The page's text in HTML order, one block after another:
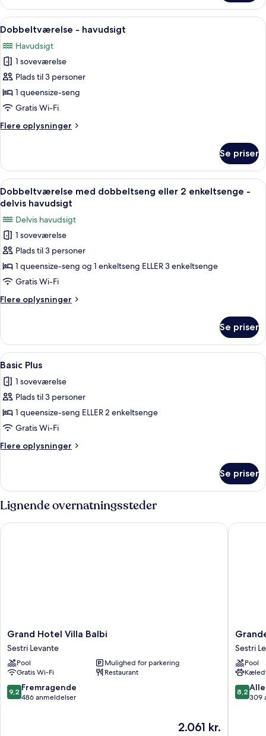
værelse
til
3
Indlæs
alle
billeder
af
Dobbeltværelse
-
havudsigt
Et hotelværelse med en stor seng,
5
Dobbeltværelse - havudsigt
Havudsigt
1 soveværelse
Plads til 3 personer
1 queensize-seng
Gratis Wi-Fi
Flere oplysninger
Flere
-
havudsigt
Se priser
Indlæs
alle
af
Dobbeltværelse
med
dobbeltseng
eller
2
enkeltsenge
delvis
havudsigt
Et hotelværelse med en stor seng,
5
Dobbeltværelse med dobbeltseng eller 2 enkeltsenge -
delvis havudsigt
Delvis havudsigt
1 soveværelse
Plads til 3 personer
1 queensize-seng og 1 enkeltseng ELLER 3 enkeltsenge
Gratis Wi-Fi
Flere oplysninger
Flere
med
dobbeltseng
eller
enkeltsenge
havudsigt
Se priser
Indlæs
alle
billeder
af
Basic
Plus
En pænt redt seng med et beige
4
Basic Plus
1 soveværelse
Plads til 3 personer
1 queensize-seng ELLER 2 enkeltsenge
Gratis Wi-Fi
Flere oplysninger
Flere
Plus
Se priser
Lignende overnatningssteder
Grand
Hotel
Villa
Balbi
Sestri
Levante
Grand Hotel Villa Balbi
Sestri Levante
Pool
Mulighed for parkering
Gratis Wi-Fi
Restaurant
9.2
ud
9,2 Fremragende
486 anmeldelser
Prisen
2.061 kr.
Grand Hotel Villa Balbi
Grande
Albergo
Sestri
Levante
Sestri
Levante
Sestri
Pool
8.2
ud
8,2
309
Grande